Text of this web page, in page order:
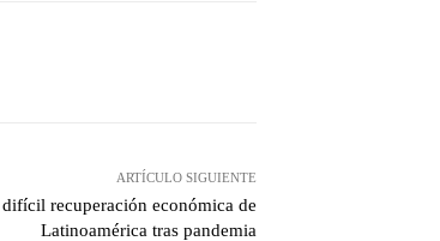
ARTÍCULO SIGUIENTE
recuperación económica de
Latinoamérica tras pandemia